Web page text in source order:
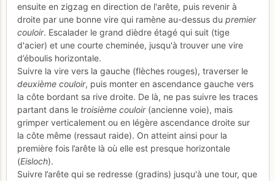
ensuite en zigzag en direction de l'arête, puis revenir à
droite par une bonne vire qui ramène au-dessus du premier
couloir. Escalader le grand dièdre étagé qui suit (tige
d'acier) et une courte cheminée, jusqu'à trouver une vire
d’éboulis horizontale.
Suivre la vire vers la gauche (flèches rouges), traverser le
deuxième couloir, puis monter en ascendance gauche vers
la côte bordant sa rive droite. De là, ne pas suivre les traces
partant dans le troisième couloir(ancienne voie), mais
grimper verticalement ou en légère ascendance droite sur
la côte même (ressaut raide). On atteint ainsi pour la
première fois l’arête là où elle est presque horizontale
(Eisloch).
Suivre l’arête qui se redresse (gradins) jusqu'à une tour, que